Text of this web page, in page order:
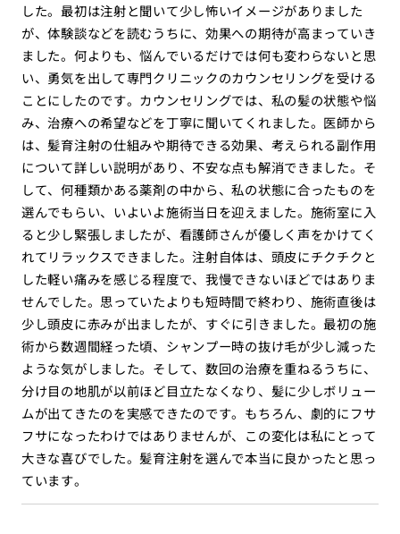
した。最初は注射と聞いて少し怖いイメージがありました
が、体験談などを読むうちに、効果への期待が高まっていき
ました。何よりも、悩んでいるだけでは何も変わらないと思
い、勇気を出して専門クリニックのカウンセリングを受ける
ことにしたのです。カウンセリングでは、私の髪の状態や悩
み、治療への希望などを丁寧に聞いてくれました。医師から
は、髪育注射の仕組みや期待できる効果、考えられる副作用
について詳しい説明があり、不安な点も解消できました。そ
して、何種類かある薬剤の中から、私の状態に合ったものを
選んでもらい、いよいよ施術当日を迎えました。施術室に入
ると少し緊張しましたが、看護師さんが優しく声をかけてく
れてリラックスできました。注射自体は、頭皮にチクチクと
した軽い痛みを感じる程度で、我慢できないほどではありま
せんでした。思っていたよりも短時間で終わり、施術直後は
少し頭皮に赤みが出ましたが、すぐに引きました。最初の施
術から数週間経った頃、シャンプー時の抜け毛が少し減った
ような気がしました。そして、数回の治療を重ねるうちに、
分け目の地肌が以前ほど目立たなくなり、髪に少しボリュー
ムが出てきたのを実感できたのです。もちろん、劇的にフサ
フサになったわけではありませんが、この変化は私にとって
大きな喜びでした。髪育注射を選んで本当に良かったと思っ
ています。